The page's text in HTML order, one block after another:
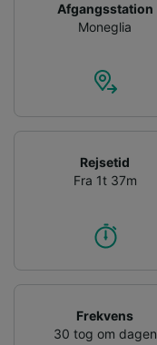
Afgangsstation
Moneglia
Rejsetid
Fra 1t 37m
Frekvens
30 tog om dagen